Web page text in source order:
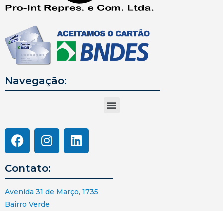
Navegação:
Contato:
Avenida 31 de Março, 1735
Bairro Verde